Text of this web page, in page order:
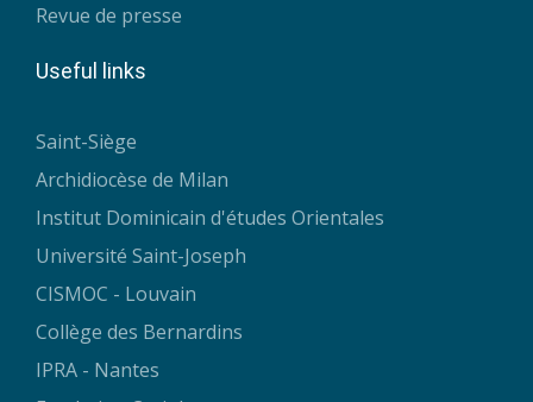
Revue de presse
Useful links
Saint-Siège
Archidiocèse de Milan
Institut Dominicain d'études Orientales
Université Saint-Joseph
CISMOC - Louvain
Collège des Bernardins
IPRA - Nantes